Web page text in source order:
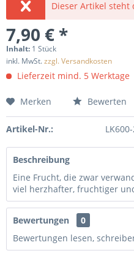
Dieser Artikel
7,90 € *
Inhalt: 1 Stück
inkl. MwSt.zzgl. Versandkosten
Lieferzeit mind. 5 Werktage
Merken Bewerten
Artikel-Nr.: LK600-
Beschreibung
Eine Frucht, die zwar
viel herzhafter, fruchtiger
Bewertungen
0
Bewertungen lesen,